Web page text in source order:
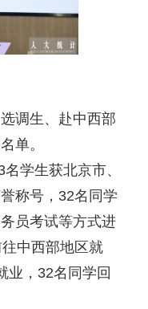
调生、赴中西部
单。
学生获北京市、
称号，32名同学
员考试等方式进
中西部地区就
业，32名同学回